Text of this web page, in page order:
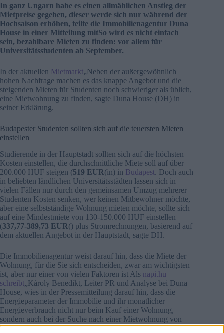
In ganz Ungarn habe es einen allmählichen Anstieg der
Mietpreise gegeben, dieser werde sich nur während der
Hochsaison erhöhen, teilte die Immobilienagentur Duna
House in einer Mitteilung mitSo wird es nicht einfach
sein, bezahlbare Mieten zu finden: vor allem für
Universitätsstudenten ab September.
In der aktuellen Mietmarkt„Neben der außergewöhnlich
hohen Nachfrage machen es das knappe Angebot und die
steigenden Mieten für Studenten noch schwieriger als üblich,
eine Mietwohnung zu finden, sagte Duna House (DH) in
seiner Erklärung.
Budapester Studenten sollten sich auf die teuersten Mieten
einstellen
Studierende in der Hauptstadt sollten sich auf die höchsten
Kosten einstellen, die durchschnittliche Miete soll auf über
200.000 HUF steigen (519 EUR(in) in Budapest. Doch auch
in beliebten ländlichen Universitätsstädten lassen sich in
vielen Fällen nur durch den gemeinsamen Umzug mehrerer
Studenten Kosten senken, wer keinen Mitbewohner möchte,
aber eine selbstständige Wohnung mieten möchte, sollte sich
auf eine Mindestmiete von 130-150.000 HUF einstellen
(337,77-389,73 EUR() plus Stromrechnungen, basierend auf
dem aktuellen Angebot in der Hauptstadt, sagte DH.
Die Immobilienagentur weist darauf hin, dass die Miete der
Wohnung, für die Sie sich entscheiden, zwar am wichtigsten
ist, aber nur einer von vielen Faktoren ist Als napi.hu
schreibt„Károly Benedikt, Leiter PR und Analyse bei Duna
House, wies in der Pressemitteilung darauf hin, dass die
Energieparameter der Immobilie und ihr monatlicher
Energieverbrauch nicht nur beim Kauf einer Wohnung,
sondern auch bei der Suche nach einer Mietwohnung von
größter Bedeutung sind.